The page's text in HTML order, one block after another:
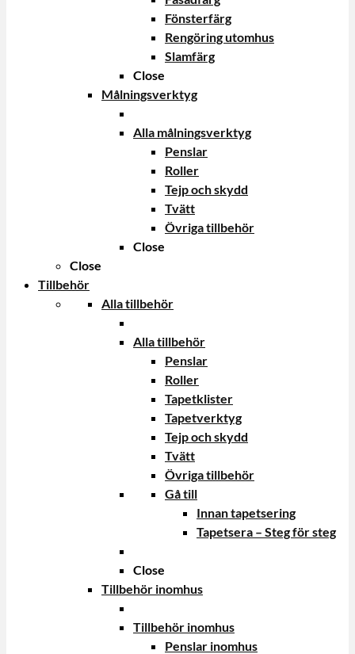
Fönsterfärg
Rengöring utomhus
Slamfärg
Close
Målningsverktyg
Alla målningsverktyg
Penslar
Roller
Tejp och skydd
Tvätt
Övriga tillbehör
Close
Close
Tillbehör
Alla tillbehör
Alla tillbehör
Penslar
Roller
Tapetklister
Tapetverktyg
Tejp och skydd
Tvätt
Övriga tillbehör
Gå till
Innan tapetsering
Tapetsera – Steg för steg
Close
Tillbehör inomhus
Tillbehör inomhus
Penslar inomhus